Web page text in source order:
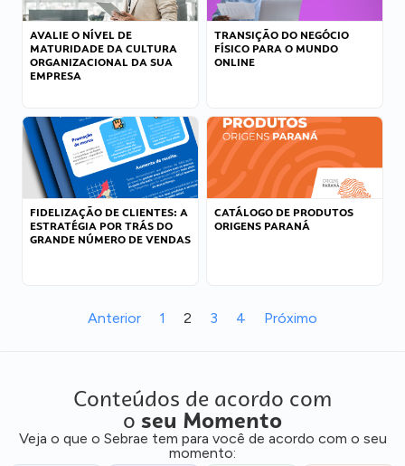
AVALIE O NÍVEL DE
MATURIDADE DA CULTURA
ORGANIZACIONAL DA SUA
EMPRESA
TRANSIÇÃO DO NEGÓCIO
FÍSICO PARA O MUNDO
ONLINE
FIDELIZAÇÃO DE CLIENTES: A
ESTRATÉGIA POR TRÁS DO
GRANDE NÚMERO DE VENDAS
CATÁLOGO DE PRODUTOS
ORIGENS PARANÁ
Anterior 1 2 3 4 Próximo
Conteúdos de acordo com
o seu Momento
Veja o que o Sebrae tem para você de acordo com o seu
momento: